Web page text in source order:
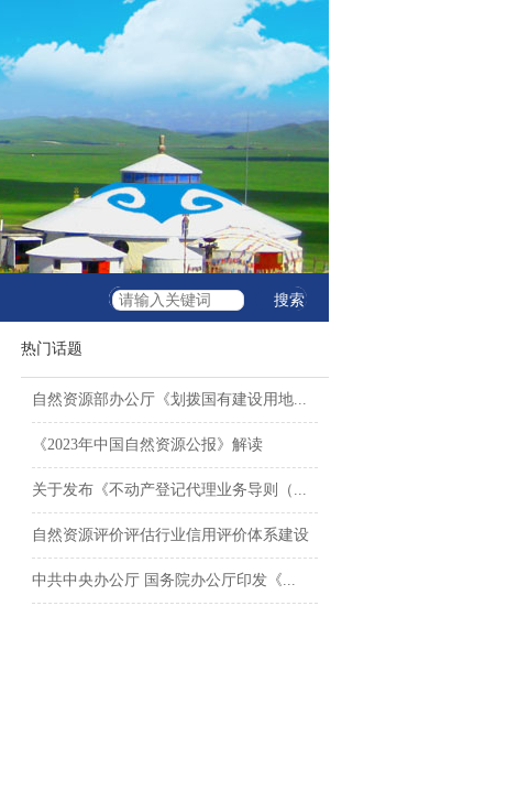
热门话题
自然资源部办公厅《划拨国有建设用地...
《2023年中国自然资源公报》解读
关于发布《不动产登记代理业务导则（...
自然资源评价评估行业信用评价体系建设
中共中央办公厅 国务院办公厅印发《...